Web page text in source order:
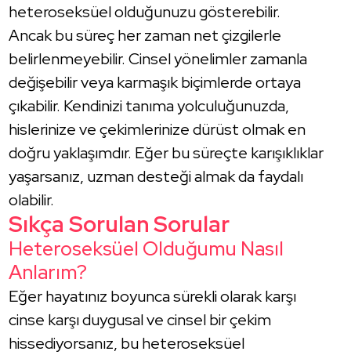
heteroseksüel olduğunuzu gösterebilir.
Ancak bu süreç her zaman net çizgilerle
belirlenmeyebilir. Cinsel yönelimler zamanla
değişebilir veya karmaşık biçimlerde ortaya
çıkabilir. Kendinizi tanıma yolculuğunuzda,
hislerinize ve çekimlerinize dürüst olmak en
doğru yaklaşımdır. Eğer bu süreçte karışıklıklar
yaşarsanız, uzman desteği almak da faydalı
olabilir.
Sıkça Sorulan Sorular
Heteroseksüel Olduğumu Nasıl
Anlarım?
Eğer hayatınız boyunca sürekli olarak karşı
cinse karşı duygusal ve cinsel bir çekim
hissediyorsanız, bu heteroseksüel